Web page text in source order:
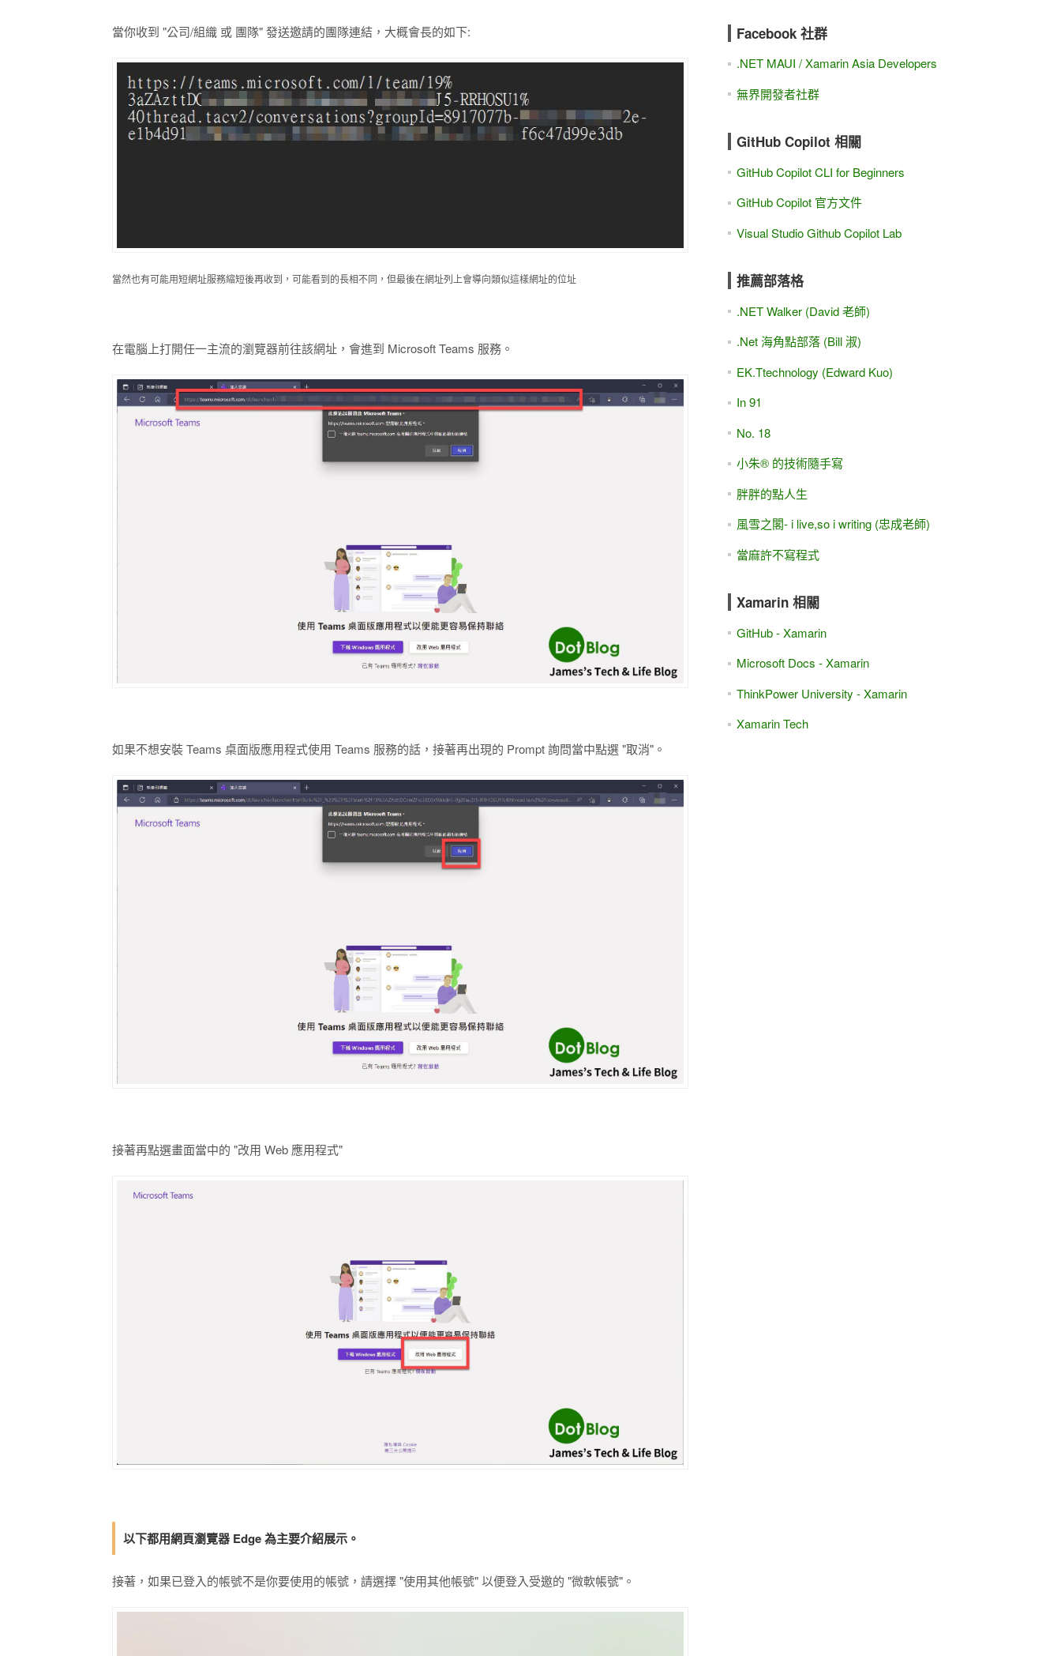
當你收到 "公司/組織 或 團隊" 發送邀請的團隊連結，大概會長的如下:
當然也有可能用短網址服務縮短後再收到，可能看到的長相不同，但最後在網址列上會導向類似這樣網址的位址
在電腦上打開任一主流的瀏覽器前往該網址，會進到 Microsoft Teams 服務。
如果不想安裝 Teams 桌面版應用程式使用 Teams 服務的話，接著再出現的 Prompt 詢問當中點選 "取消"。
接著再點選畫面當中的 "改用 Web 應用程式"
以下都用網頁瀏覽器 Edge 為主要介紹展示。
接著，如果已登入的帳號不是你要使用的帳號，請選擇 "使用其他帳號" 以便登入受邀的 "微軟帳號"。
Facebook 社群
.NET MAUI / Xamarin Asia Developers
無界開發者社群
GitHub Copilot 相關
GitHub Copilot CLI for Beginners
GitHub Copilot 官方文件
Visual Studio Github Copilot Lab
推薦部落格
.NET Walker (David 老師)
.Net 海角點部落 (Bill 淑)
EK.Ttechnology (Edward Kuo)
In 91
No. 18
小朱® 的技術隨手寫
胖胖的點人生
風雪之閣- i live,so i writing (忠成老師)
當麻許不寫程式
Xamarin 相關
GitHub - Xamarin
Microsoft Docs - Xamarin
ThinkPower University - Xamarin
Xamarin Tech